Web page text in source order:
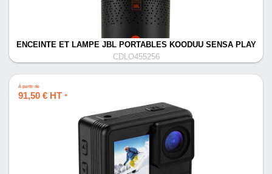
ENCEINTE ET LAMPE JBL PORTABLES KOODUU SENSA PLAY
CDLO455256
À partir de
91,50 € HT *